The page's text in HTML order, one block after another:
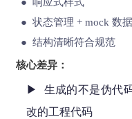
● 状态管理 + mock 数据
● 结构清晰符合规范
核心差异：
▶ 生成的不是伪代
改的工程代码